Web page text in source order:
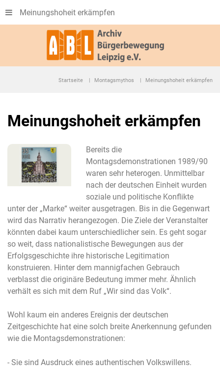
Meinungshoheit erkämpfen
Startseite Montagsmythos Meinungshoheit erkämpfen
Meinungshoheit erkämpfen
Bereits die
Montagsdemonstrationen 1989/90
waren sehr heterogen. Unmittelbar
nach der deutschen Einheit wurden
soziale und politische Konflikte
unter der „Marke“ weiter ausgetragen. Bis in die Gegenwart
wird das Narrativ herangezogen. Die Ziele der Veranstalter
könnten dabei kaum unterschiedlicher sein. Es geht sogar
so weit, dass nationalistische Bewegungen aus der
Erfolgsgeschichte ihre historische Legitimation
konstruieren. Hinter dem mannigfachen Gebrauch
verblasst die originäre Bedeutung immer mehr. Ähnlich
verhält es sich mit dem Ruf „Wir sind das Volk“.
Wohl kaum ein anderes Ereignis der deutschen
Zeitgeschichte hat eine solch breite Anerkennung gefunden
wie die Montagsdemonstrationen:
- Sie sind Ausdruck eines authentischen Volkswillens.